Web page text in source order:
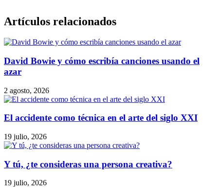
Artículos relacionados
David Bowie y cómo escribía canciones usando el
azar
2 agosto, 2026
El accidente como técnica en el arte del siglo XXI
19 julio, 2026
Y tú, ¿te consideras una persona creativa?
19 julio, 2026